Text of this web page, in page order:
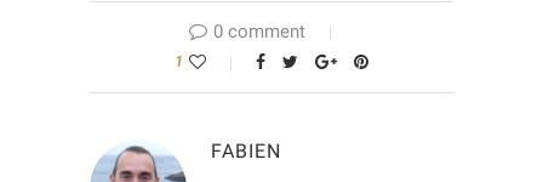
0 comment
1
FABIEN